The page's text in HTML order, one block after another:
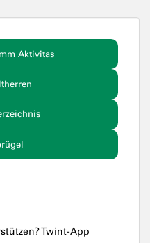
Aktivitas
Twint-App